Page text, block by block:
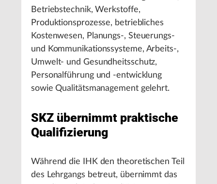
Betriebstechnik, Werkstoffe,
Produktionsprozesse, betriebliches
Kostenwesen, Planungs-, Steuerungs-
und Kommunikationssysteme, Arbeits-,
Umwelt- und Gesundheitsschutz,
Personalführung und -entwicklung
sowie Qualitätsmanagement gelehrt.
SKZ übernimmt praktische
Qualifizierung
Während die IHK den theoretischen Teil
des Lehrgangs betreut, übernimmt das